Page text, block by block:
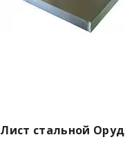
Лист стальной